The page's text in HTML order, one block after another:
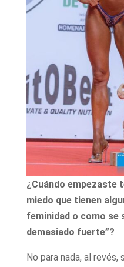
¿Cuándo empezaste
miedo que tienen
feminidad o como se
demasiado fuerte”?
No para nada, al